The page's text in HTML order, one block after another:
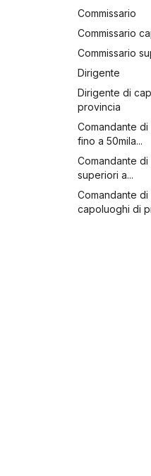
Commissario
Commissario
Commissario
Dirigente
Dirigente di
provincia
Comandante
fino a 50mila...
Comandante
superiori a...
Comandante
capoluoghi di